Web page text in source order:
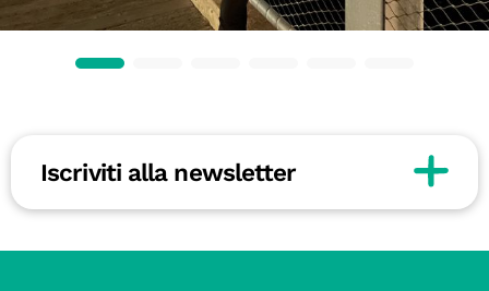
Iscriviti alla newsletter